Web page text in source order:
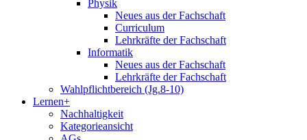
Physik
Neues aus der Fachschaft
Curriculum
Lehrkräfte der Fachschaft
Informatik
Neues aus der Fachschaft
Lehrkräfte der Fachschaft
Wahlpflichtbereich (Jg.8-10)
Lernen+
Nachhaltigkeit
Kategorieansicht